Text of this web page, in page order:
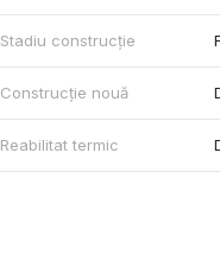
Stadiu construcție
Construcție nouă
Reabilitat termic